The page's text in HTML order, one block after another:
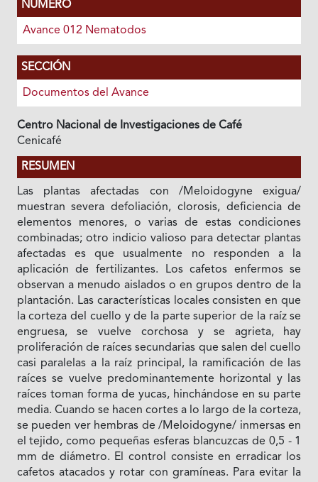
NÚMERO
Avance 012 Nematodos
SECCIÓN
Documentos del Avance
Centro Nacional de Investigaciones de Café
Cenicafé
RESUMEN
Las plantas afectadas con /Meloidogyne exigua/
muestran severa defoliación, clorosis, deficiencia de
elementos menores, o varias de estas condiciones
combinadas; otro indicio valioso para detectar plantas
afectadas es que usualmente no responden a la
aplicación de fertilizantes. Los cafetos enfermos se
observan a menudo aislados o en grupos dentro de la
plantación. Las características locales consisten en que
la corteza del cuello y de la parte superior de la raíz se
engruesa, se vuelve corchosa y se agrieta, hay
proliferación de raíces secundarias que salen del cuello
casi paralelas a la raíz principal, la ramificación de las
raíces se vuelve predominantemente horizontal y las
raíces toman forma de yucas, hinchándose en su parte
media. Cuando se hacen cortes a lo largo de la corteza,
se pueden ver hembras de /Meloidogyne/ inmersas en
el tejido, como pequeñas esferas blancuzcas de 0,5 - 1
mm de diámetro. El control consiste en erradicar los
cafetos atacados y rotar con gramíneas. Para evitar la